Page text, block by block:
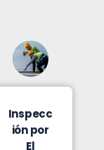
Inspecc
ión por
El